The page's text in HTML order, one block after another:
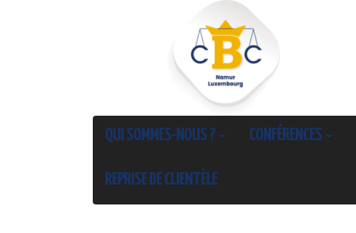
QUI SOMMES-NOUS ? CONFÉRENCES
REPRISE DE CLIENTÈLE